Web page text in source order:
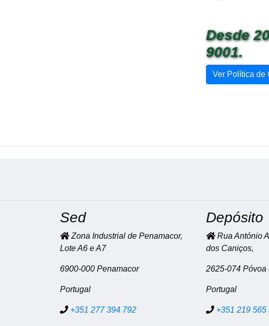
Desde
9001.
Ver Política de
Sed
Zona Industrial de Penamacor,
Lote A6 e A7
6900-000 Penamacor
Portugal
+351 277 394 792
Depósito
Rua António
dos Caniços,
2625-074 Póvoa
Portugal
+351 219 565